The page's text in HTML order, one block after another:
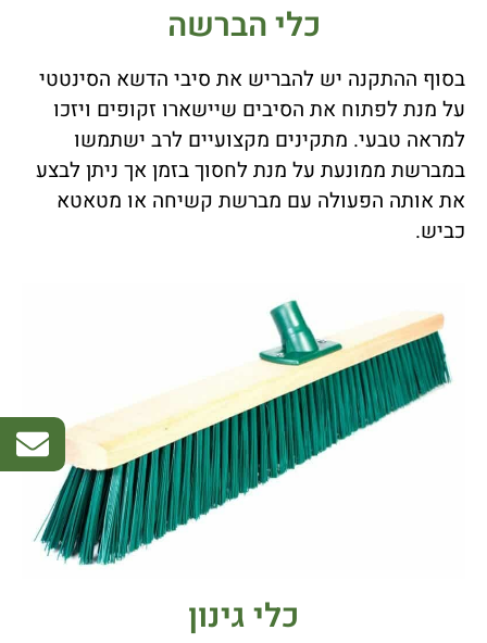
כלי הברשה
בסוף ההתקנה יש להבריש את סיבי הדשא הסינטטי
על מנת לפתוח את הסיבים שיישארו זקופים ויזכו
למראה טבעי. מתקינים מקצועיים לרב ישתמשו
במברשת ממונעת על מנת לחסוך בזמן אך ניתן לבצע
את אותה הפעולה עם מברשת קשיחה או מטאטא
כביש.
כלי גינון